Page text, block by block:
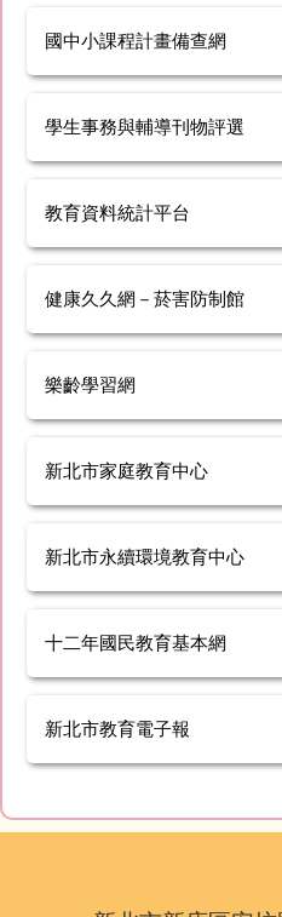
國中小課程計畫備查網
學生事務與輔導刊物評選
教育資料統計平台
健康久久網－菸害防制館
樂齡學習網
新北市家庭教育中心
新北市永續環境教育中心
十二年國民教育基本網
新北市教育電子報